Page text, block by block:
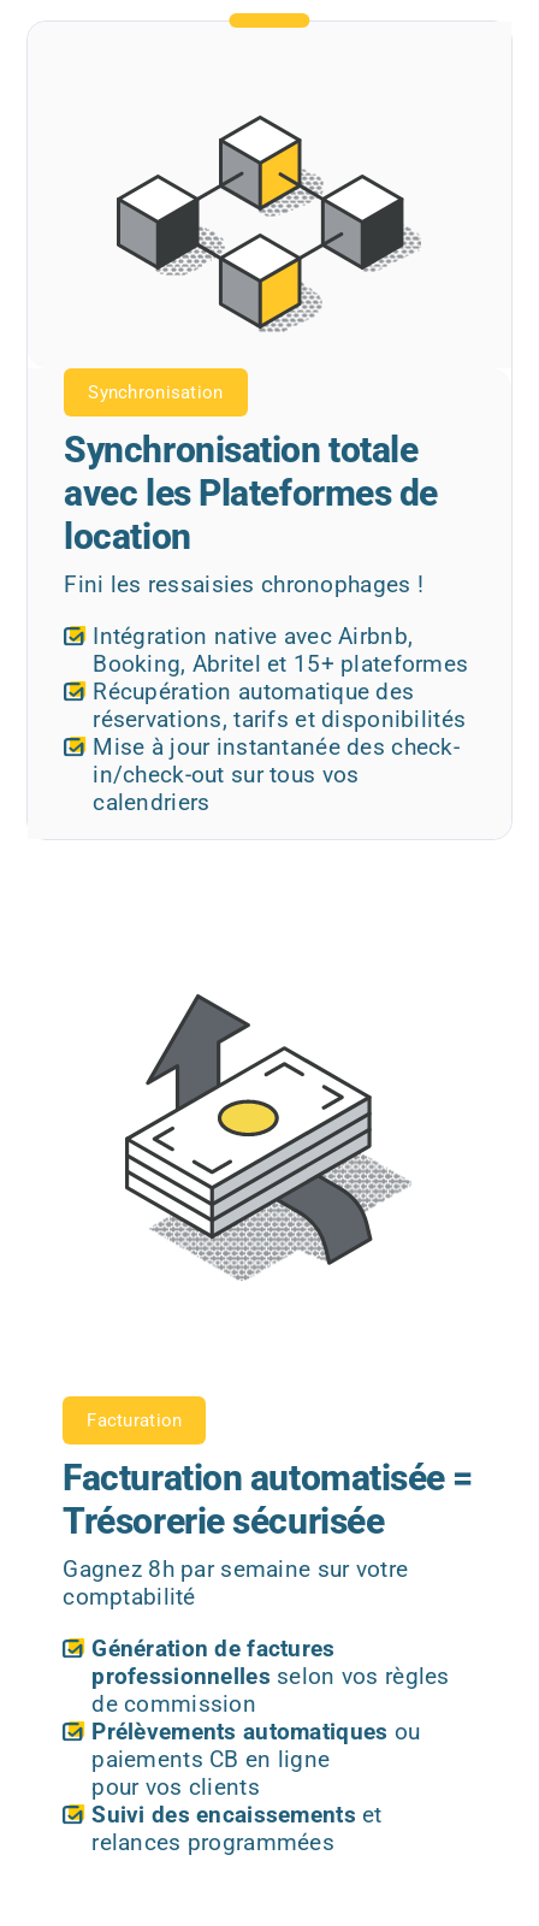
Synchronisation
Synchronisation totale
avec les Plateformes de
location
Fini les ressaisies chronophages !
Intégration native avec Airbnb,
Booking, Abritel et 15+ plateformes
Récupération automatique des
réservations, tarifs et disponibilités
Mise à jour instantanée des check-
in/check-out sur tous vos
calendriers
Facturation
Facturation automatisée =
Trésorerie sécurisée
Gagnez 8h par semaine sur votre
comptabilité
Génération de factures
professionnelles selon vos règles
de commission
Prélèvements automatiques ou
paiements CB en ligne
pour vos clients
Suivi des encaissements et
relances programmées